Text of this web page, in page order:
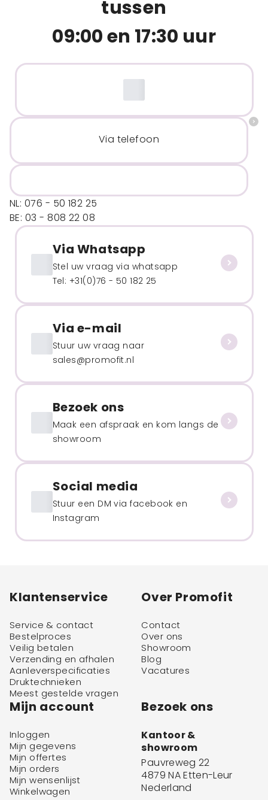
tussen
09:00 en 17:30 uur
Via telefoon
NL: 076 - 50 182 25
BE: 03 - 808 22 08
Via Whatsapp
Stel uw vraag via whatsapp
Tel: +31(0)76 - 50 182 25
Via e-mail
Stuur uw vraag naar
sales@promofit.nl
Bezoek ons
Maak een afspraak en kom langs de
showroom
Social media
Stuur een DM via facebook en
Instagram
Klantenservice
Service & contact
Bestelproces
Veilig betalen
Verzending en afhalen
Aanleverspecificaties
Druktechnieken
Meest gestelde vragen
Over Promofit
Contact
Over ons
Showroom
Blog
Vacatures
Mijn account
Inloggen
Mijn gegevens
Mijn offertes
Mijn orders
Mijn wensenlijst
Winkelwagen
Bezoek ons
Kantoor &
showroom
Pauvreweg 22
4879 NA Etten-Leur
Nederland